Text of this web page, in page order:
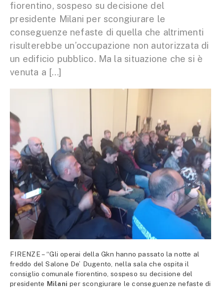
fiorentino, sospeso su decisione del
presidente Milani per scongiurare le
conseguenze nefaste di quella che altrimenti
risulterebbe un’occupazione non autorizzata di
un edificio pubblico. Ma la situazione che si è
venuta a […]
FIRENZE – “Gli operai della Gkn hanno passato la notte al
freddo del Salone De’ Dugento, nella sala che ospita il
consiglio comunale fiorentino, sospeso su decisione del
presidente Milani per scongiurare le conseguenze nefaste di